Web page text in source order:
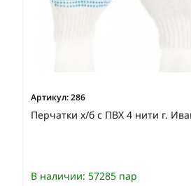
Артикул:286
Перчатки х/б с ПВХ 4 нити г.
В наличии: 57285 пар